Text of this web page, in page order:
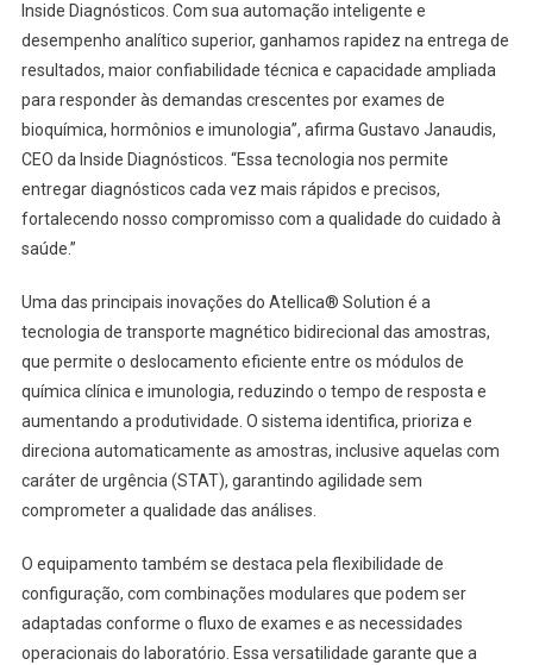
Inside Diagnósticos. Com sua automação inteligente e
desempenho analítico superior, ganhamos rapidez na entrega de
resultados, maior confiabilidade técnica e capacidade ampliada
para responder às demandas crescentes por exames de
bioquímica, hormônios e imunologia”, afirma Gustavo Janaudis,
CEO da Inside Diagnósticos. “Essa tecnologia nos permite
entregar diagnósticos cada vez mais rápidos e precisos,
fortalecendo nosso compromisso com a qualidade do cuidado à
saúde.”
Uma das principais inovações do Atellica® Solution é a
tecnologia de transporte magnético bidirecional das amostras,
que permite o deslocamento eficiente entre os módulos de
química clínica e imunologia, reduzindo o tempo de resposta e
aumentando a produtividade. O sistema identifica, prioriza e
direciona automaticamente as amostras, inclusive aquelas com
caráter de urgência (STAT), garantindo agilidade sem
comprometer a qualidade das análises.
O equipamento também se destaca pela flexibilidade de
configuração, com combinações modulares que podem ser
adaptadas conforme o fluxo de exames e as necessidades
operacionais do laboratório. Essa versatilidade garante que a